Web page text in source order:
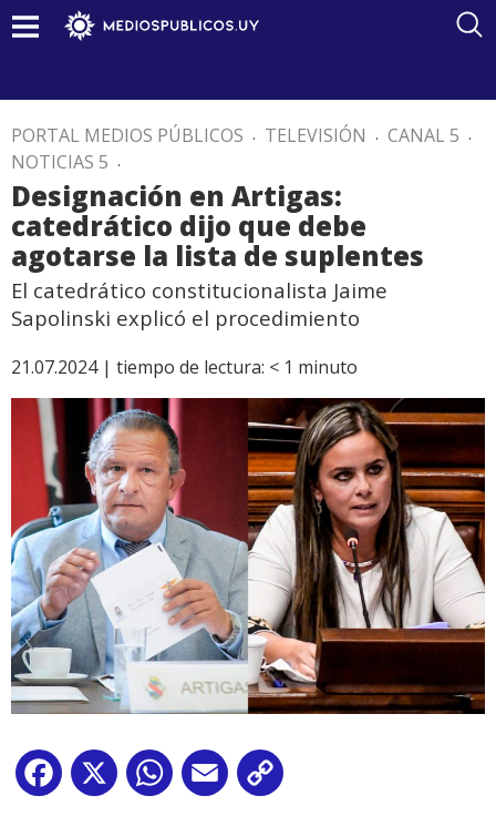
PORTAL MEDIOS PÚBLICOS . TELEVISIÓN . CANAL 5 .
NOTICIAS 5 .
Designación en Artigas:
catedrático dijo que debe
agotarse la lista de suplentes
El catedrático constitucionalista Jaime
Sapolinski explicó el procedimiento
21.07.2024 | tiempo de lectura: < 1 minuto
Facebook
X WhatsApp
Email